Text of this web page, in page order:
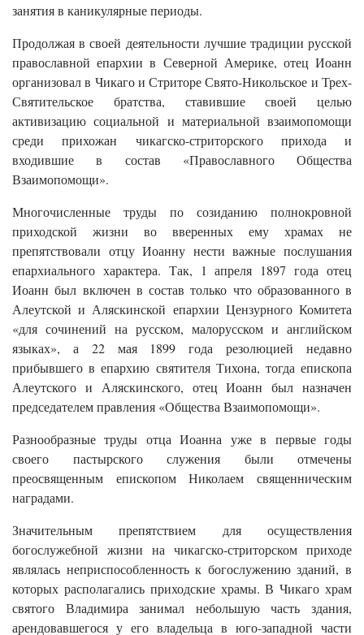
занятия в каникулярные периоды.
Продолжая в своей деятельности лучшие традиции русской
православной епархии в Северной Америке, отец Иоанн
организовал в Чикаго и Стриторе Свято-Никольское и Трех-
Святительское братства, ставившие своей целью
активизацию социальной и материальной взаимопомощи
среди прихожан чикагско-стриторского прихода и
входившие в состав «Православного Общества
Взаимопомощи».
Многочисленные труды по созиданию полнокровной
приходской жизни во вверенных ему храмах не
препятствовали отцу Иоанну нести важные послушания
епархиального характера. Так, 1 апреля 1897 года отец
Иоанн был включен в состав только что образованного в
Алеутской и Аляскинской епархии Цензурного Комитета
«для сочинений на русском, малорусском и английском
языках», а 22 мая 1899 года резолюцией недавно
прибывшего в епархию святителя Тихона, тогда епископа
Алеутского и Аляскинского, отец Иоанн был назначен
председателем правления «Общества Взаимопомощи».
Разнообразные труды отца Иоанна уже в первые годы
своего пастырского служения были отмечены
преосвященным епископом Николаем священническим
наградами.
Значительным препятствием для осуществления
богослужебной жизни на чикагско-стриторском приходе
являлась неприспособленность к богослужению зданий, в
которых располагались приходские храмы. В Чикаго храм
святого Владимира занимал небольшую часть здания,
арендовавшегося у его владельца в юго-западной части